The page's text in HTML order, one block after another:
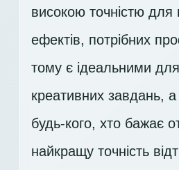
високою точністю для
ефектів, потрібних
тому є ідеальними
креативних завдань,
будь-кого, хто бажає
найкращу точність